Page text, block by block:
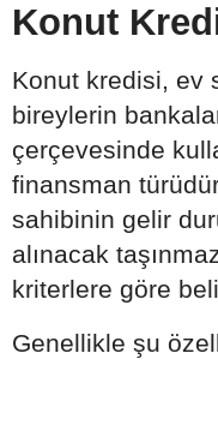
Konut
Konut kredisi, ev
bireylerin
çerçevesinde
finansman
sahibinin gelir
alınacak
kriterlere göre
Genellikle şu